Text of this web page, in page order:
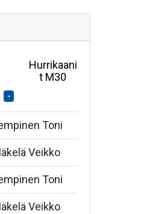
Hurrikaani
t M30
-
Toni
Veikko
Toni
Veikko